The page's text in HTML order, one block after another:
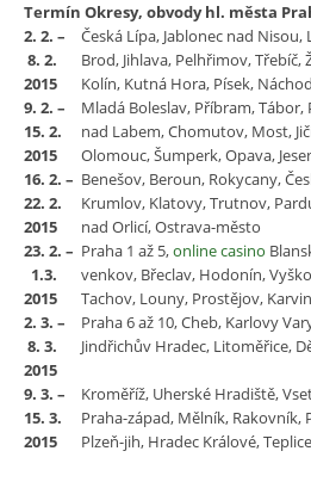
Termín Okresy, obvody hl. města
2. 2. –
8. 2.
2015
Česká Lípa, Jablonec nad
Brod, Jihlava, Pelhřimov, Třebíč,
Kolín, Kutná Hora, Písek,
9. 2. –
15. 2.
2015
Mladá Boleslav, Příbram,
nad Labem, Chomutov, Most,
Olomouc, Šumperk, Opava,
16. 2. –
22. 2.
2015
Benešov, Beroun, Rokycany,
Krumlov, Klatovy, Trutnov,
nad Orlicí, Ostrava-město
23. 2. –
1.3.
2015
Praha 1 až 5,online casino
venkov, Břeclav, Hodonín,
Tachov, Louny, Prostějov,
2. 3. –
8. 3.
2015
Praha 6 až 10, Cheb, Karlovy
Jindřichův Hradec, Litoměřice,
9. 3. –
15. 3.
2015
Kroměříž, Uherské Hradiště,
Praha-západ, Mělník, Rakovník,
Plzeň-jih, Hradec Králové,